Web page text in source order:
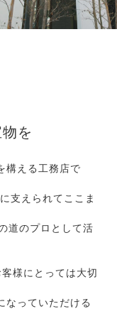
を
構える工務店で
支えられてここま
道のプロとして活
様にとっては大切
なっていただける